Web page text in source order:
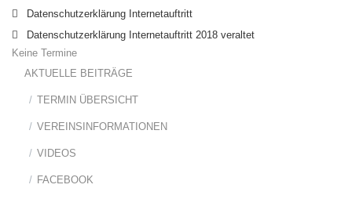
Datenschutzerklärung Internetauftritt
Datenschutzerklärung Internetauftritt 2018 veraltet
Keine Termine
AKTUELLE BEITRÄGE
TERMIN ÜBERSICHT
VEREINSINFORMATIONEN
VIDEOS
FACEBOOK